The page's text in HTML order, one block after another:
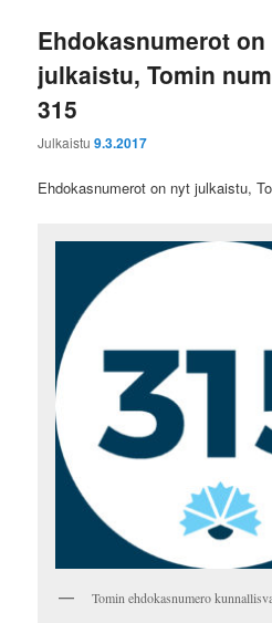
Ehdokasnumerot
julkaistu, Tomin
315
Julkaistu9.3.2017
Ehdokasnumerot on nyt julkaistu,
Tomin ehdokasnumero